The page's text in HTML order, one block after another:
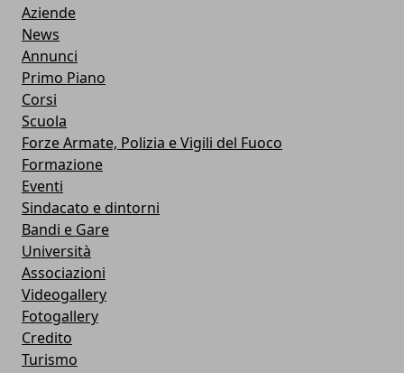
Aziende
News
Annunci
Primo Piano
Corsi
Scuola
Forze Armate, Polizia e Vigili del Fuoco
Formazione
Eventi
Sindacato e dintorni
Bandi e Gare
Università
Associazioni
Videogallery
Fotogallery
Credito
Turismo